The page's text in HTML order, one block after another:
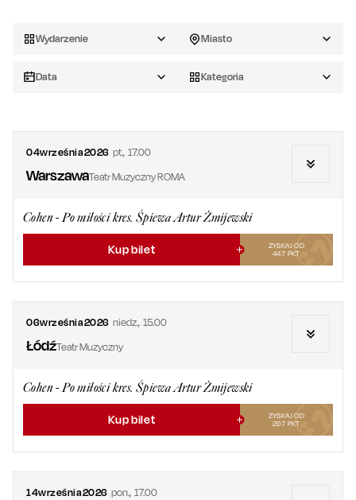
Wydarzenie Miasto
Data Kategoria
04września2026 pt., 17.00
WarszawaTeatr Muzyczny ROMA
Cohen - Po miłości kres. Śpiewa Artur Żmijewski
Kup bilet
ZYSKAJ OD
447 PKT
06września2026 niedz., 15.00
ŁódźTeatr Muzyczny
Cohen - Po miłości kres. Śpiewa Artur Żmijewski
Kup bilet
ZYSKAJ OD
297 PKT
14września2026 pon., 17.00